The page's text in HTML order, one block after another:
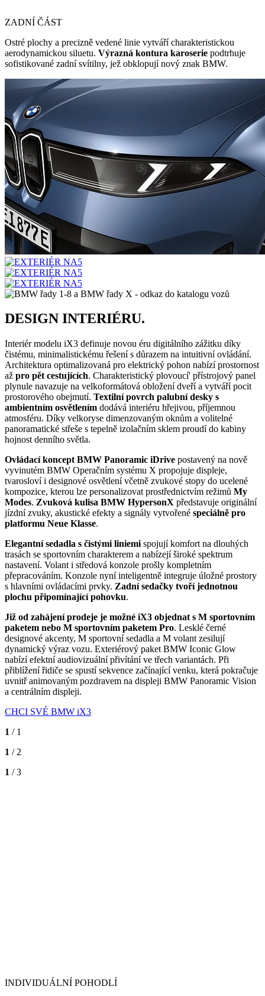
ZADNÍ ČÁST
Ostré plochy a precizně vedené linie vytváří charakteristickou
aerodynamickou siluetu. Výrazná kontura karoserie podtrhuje
sofistikované zadní svítilny, jež obklopují nový znak BMW.
DESIGN INTERIÉRU.
Interiér modelu iX3 definuje novou éru digitálního zážitku díky
čistému, minimalistickému řešení s důrazem na intuitivní ovládání.
Architektura optimalizovaná pro elektrický pohon nabízí prostornost
až pro pět cestujících. Charakteristický plovoucí' přístrojový panel
plynule navazuje na velkoformátová obložení dveří a vytváří pocit
prostorového obejmutí. Textilní povrch palubní desky s
ambientním osvětlením dodává interiéru hřejivou, příjemnou
atmosféru. Díky velkoryse dimenzovaným oknům a volitelné
panoramatické střeše s tepelně izolačním sklem proudí do kabiny
hojnost denního světla.
Ovládací koncept BMW Panoramic iDrive postavený na nově
vyvinutém BMW Operačním systému X propojuje displeje,
tvarosloví i designové osvětlení včetně zvukové stopy do ucelené
kompozice, kterou lze personalizovat prostřednictvím režimů My
Modes. Zvuková kulisa BMW HypersonX představuje originální
jízdní zvuky, akustické efekty a signály vytvořené speciálně pro
platformu Neue Klasse.
Elegantní sedadla s čistými liniemi spojují komfort na dlouhých
trasách se sportovním charakterem a nabízejí široké spektrum
nastavení. Volant i středová konzole prošly kompletním
přepracováním. Konzole nyní inteligentně integruje úložné prostory
s hlavními ovládacími prvky. Zadní sedačky tvoří jednotnou
plochu připomínající pohovku.
Již od zahájení prodeje je možné iX3 objednat s M sportovním
paketem nebo M sportovním paketem Pro. Lesklé černé
designové akcenty, M sportovní sedadla a M volant zesilují
dynamický výraz vozu. Exteriérový paket BMW Iconic Glow
nabízí efektní audiovizuální přivítání ve třech variantách. Při
přiblížení řidiče se spustí sekvence začínající venku, která pokračuje
uvnitř animovaným pozdravem na displeji BMW Panoramic Vision
a centrálním displeji.
CHCI SVÉ BMW iX3
1 / 1
1 / 2
1 / 3
INDIVIDUÁLNÍ POHODLÍ